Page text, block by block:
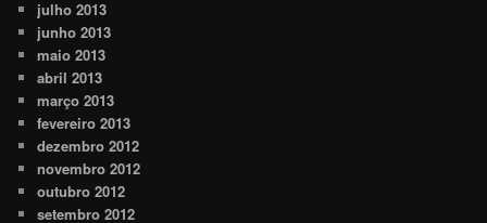
julho 2013
junho 2013
maio 2013
abril 2013
março 2013
fevereiro 2013
dezembro 2012
novembro 2012
outubro 2012
setembro 2012